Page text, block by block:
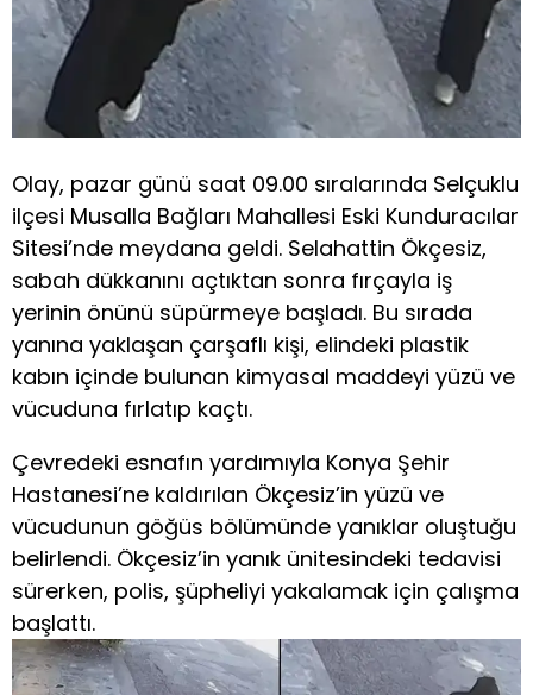
Olay, pazar günü saat 09.00 sıralarında Selçuklu
ilçesi Musalla Bağları Mahallesi Eski Kunduracılar
Sitesi’nde meydana geldi. Selahattin Ökçesiz,
sabah dükkanını açtıktan sonra fırçayla iş
yerinin önünü süpürmeye başladı. Bu sırada
yanına yaklaşan çarşaflı kişi, elindeki plastik
kabın içinde bulunan kimyasal maddeyi yüzü ve
vücuduna fırlatıp kaçtı.
Çevredeki esnafın yardımıyla Konya Şehir
Hastanesi’ne kaldırılan Ökçesiz’in yüzü ve
vücudunun göğüs bölümünde yanıklar oluştuğu
belirlendi. Ökçesiz’in yanık ünitesindeki tedavisi
sürerken, polis, şüpheliyi yakalamak için çalışma
başlattı.